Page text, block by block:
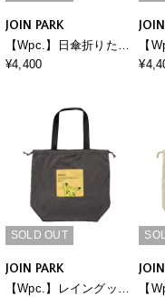
JOIN PARK
【Wpc.】日傘折りたた
み ポケモン 遮光冒険の
率100％・軽量】
¥4,400
【
み
率
SOLD OUT
JOIN PARK
【Wpc.】レイングッズ
【